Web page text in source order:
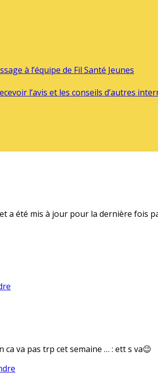
à l’équipe de Fil Santé Jeunes
l’avis et les conseils d’autres
a été mis à jour pour la dernière fois
va pas trp cet semaine … : ett s va😉